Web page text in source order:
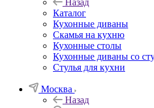
Назад
Каталог
Кухонные диваны
Скамья на кухню
Кухонные столы
Кухонные диваны со
Стулья для кухни
Москва
Назад